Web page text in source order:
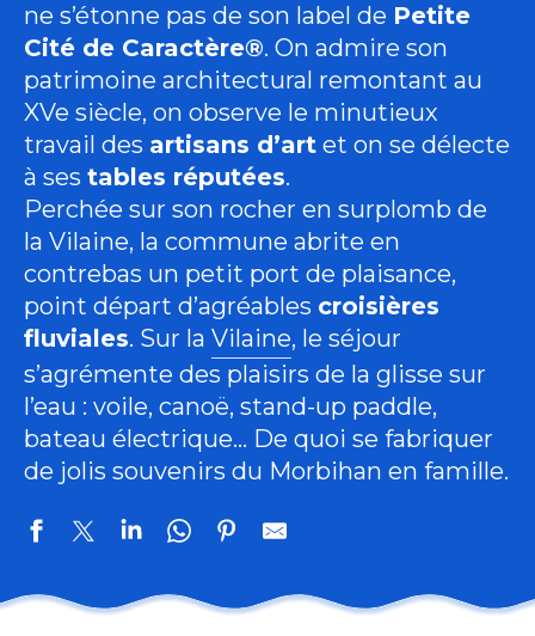
ne s’étonne pas de son label de Petite
Cité de Caractère®. On admire son
patrimoine architectural remontant au
XVe siècle, on observe le minutieux
travail des artisans d’art et on se délecte
à ses tables réputées.
Perchée sur son rocher en surplomb de
la Vilaine, la commune abrite en
contrebas un petit port de plaisance,
point départ d’agréables croisières
fluviales. Sur la Vilaine, le séjour
s’agrémente des plaisirs de la glisse sur
l’eau : voile, canoë, stand-up paddle,
bateau électrique… De quoi se fabriquer
de jolis souvenirs du Morbihan en famille.